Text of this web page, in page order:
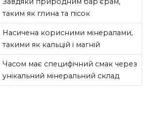
таким як глина та пісок
Насичена корисними мінералами,
такими як кальцій і магній
Часом має специфічний смак через
унікальний мінеральний склад